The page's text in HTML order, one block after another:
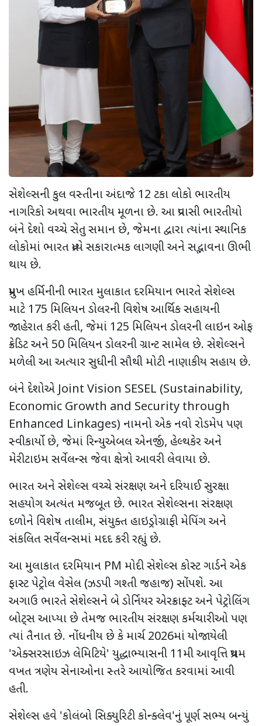
સેશેલ્સની કુલ વસ્તીના અંદાજે 12 ટકા લોકો ભારતીય
નાગરિકો અથવા ભારતીય મૂળના છે. આ પ્રવાસી ભારતીયો
બંને દેશો વચ્ચે સેતુ સમાન છે, જેમના દ્વારા ત્યાંના સ્થાનિક
લોકોમાં ભારત પ્રત્યે સકારાત્મક લાગણી અને સદ્ભાવના ઊભી
થાય છે.
પ્રમુખ હર્મિનીની ભારત મુલાકાત દરમિયાન ભારતે સેશેલ્સ
માટે 175 મિલિયન ડોલરની વિશેષ આર્થિક સહાયની
જાહેરાત કરી હતી, જેમાં 125 મિલિયન ડોલરની લાઇન ઓફ
ક્રેડિટ અને 50 મિલિયન ડોલરની ગ્રાન્ટ સામેલ છે. સેશેલ્સને
મળેલી આ અત્યાર સુધીની સૌથી મોટી નાણાકીય સહાય છે.
બંને દેશોએ Joint Vision SESEL (Sustainability,
Economic Growth and Security through
Enhanced Linkages) નામનો એક નવો રોડમેપ પણ
સ્વીકાર્યો છે, જેમાં રિન્યુએબલ એનર્જી, હેલ્થકેર અને
મેરીટાઇમ સર્વેલન્સ જેવા ક્ષેત્રો આવરી લેવાયા છે.
ભારત અને સેશેલ્સ વચ્ચે સંરક્ષણ અને દરિયાઈ સુરક્ષા
સહયોગ અત્યંત મજબૂત છે. ભારત સેશેલ્સના સંરક્ષણ
દળોને વિશેષ તાલીમ, સંયુક્ત હાઇડ્રોગ્રાફી મેપિંગ અને
સંકલિત સર્વેલન્સમાં મદદ કરી રહ્યું છે.
આ મુલાકાત દરમિયાન PM મોદી સેશેલ્સ કોસ્ટ ગાર્ડને એક
ફાસ્ટ પેટ્રોલ વેસેલ (ઝડપી ગશ્તી જહાજ) સોંપશે. આ
અગાઉ ભારતે સેશેલ્સને બે ડોર્નિયર એરક્રાફ્ટ અને પેટ્રોલિંગ
બોટ્સ આપ્યા છે તેમજ ભારતીય સંરક્ષણ કર્મચારીઓ પણ
ત્યાં તૈનાત છે. નોંધનીય છે કે માર્ચ 2026માં યોજાયેલી
'એક્સરસાઇઝ લેમિટિયે' યુદ્ધાભ્યાસની 11મી આવૃત્તિ પ્રથમ
વખત ત્રણેય સેનાઓના સ્તરે આયોજિત કરવામાં આવી
હતી.
સેશેલ્સ હવે 'કોલંબો સિક્યુરિટી કોન્ક્લેવ'નું પૂર્ણ સભ્ય બન્યું